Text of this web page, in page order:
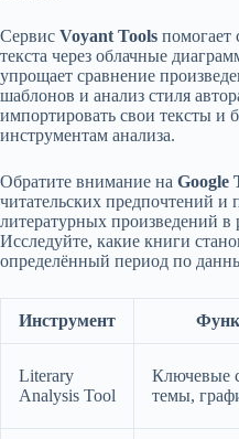
Сервис Voyant Tools помогает
текста через облачные
упрощает сравнение
шаблонов и анализ стиля
импортировать свои тексты и
инструментам анализа.
Обратите внимание на Google
читательских предпочтений и
литературных произведений в
Исследуйте, какие книги
определённый период по
Инструмент
Literary
Analysis Tool
Ключевые
темы,